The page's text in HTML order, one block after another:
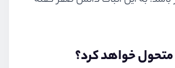
متحول خواهد کرد؟